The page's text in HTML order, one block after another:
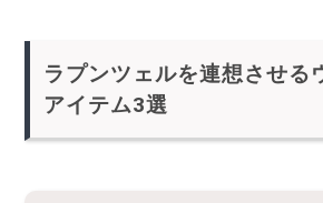
ラプンツェルを連想させる
アイテム3選